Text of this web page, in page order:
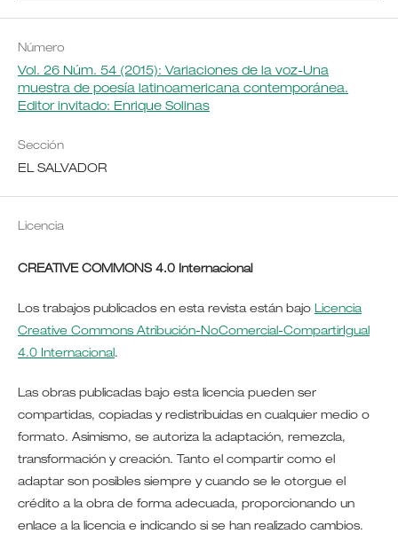
Número
Vol. 26 Núm. 54 (2015): Variaciones de la voz-Una
muestra de poesía latinoamericana contemporánea.
Editor invitado: Enrique Solinas
Sección
EL SALVADOR
Licencia
CREATIVE COMMONS 4.0 Internacional
Los trabajos publicados en esta revista están bajo Licencia
Creative Commons Atribución-NoComercial-CompartirIgual
4.0 Internacional.
Las obras publicadas bajo esta licencia pueden ser
compartidas, copiadas y redistribuidas en cualquier medio o
formato. Asimismo, se autoriza la adaptación, remezcla,
transformación y creación. Tanto el compartir como el
adaptar son posibles siempre y cuando se le otorgue el
crédito a la obra de forma adecuada, proporcionando un
enlace a la licencia e indicando si se han realizado cambios.